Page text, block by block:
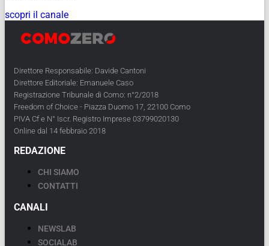
scopri il canale
Direttore Responsabile: Davide Cantoni
Direttore Editoriale: Emanuele Caso
Registrazione Tribunale di Como: n°2/2018
Freedom of Choice - Piazza Duomo 17, 22100 Como
PIVA Cf e N° Iscr. Registro Imprese 03799020130
Online dal 14 febbraio 2018
REDAZIONE
CHI SIAMO
CONTATTI
CANALI
NEWSLAB
SOCIALAB